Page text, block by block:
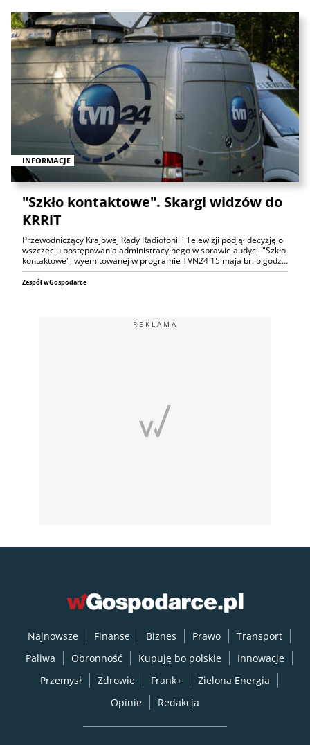
INFORMACJE
"Szkło kontaktowe". Skargi widzów do
KRRiT
Przewodniczący Krajowej Rady Radiofonii i Telewizji podjął decyzję o
wszczęciu postępowania administracyjnego w sprawie audycji "Szkło
kontaktowe", wyemitowanej w programie TVN24 15 maja br. o godz…
Zespół wGospodarce
REKLAMA
Najnowsze Finanse Biznes Prawo
Transport
Paliwa
Obronność Kupuję bo polskie
Innowacje
Przemysł
Zdrowie Frank+
Zielona Energia
Opinie
Redakcja